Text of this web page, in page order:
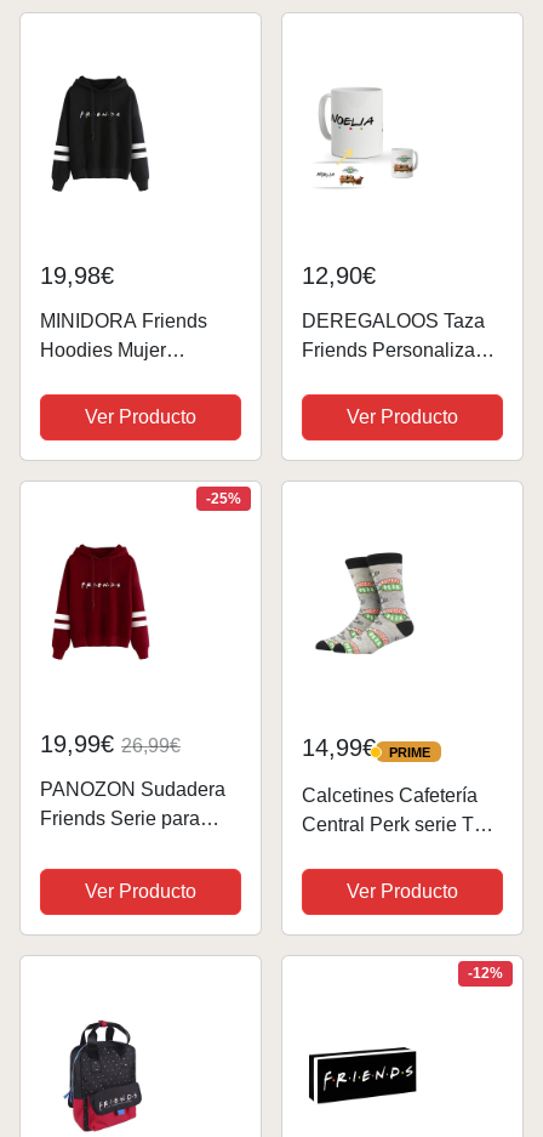
19,98€
MINIDORA Friends
Hoodies Mujer
Capucha Unisex
Suéter para Fans de
Drama (Negro, L)
Ver Producto
12,90€
DEREGALOOS Taza
Friends Personalizada
Desayuno Friki.
Regalo Amigo Invisible
Original. Regalos frikis
Ver Producto
-25%
19,99€ 26,99€
PANOZON Sudadera
Friends Serie para
Deportiva con
Capucha Mangas
Largas Estilo Casual
Ver Producto
14,99€ PRIME
PRIME
Calcetines Cafetería
Central Perk serie TV
Ver Producto
-12%